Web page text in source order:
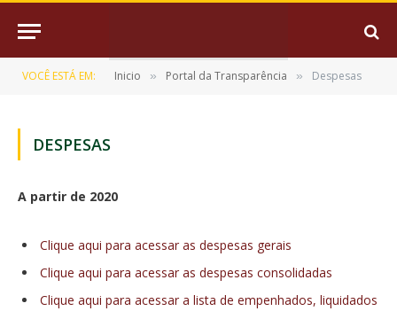
VOCÊ ESTÁ EM: Inicio » Portal da Transparência » Despesas
DESPESAS
A partir de 2020
Clique aqui para acessar as despesas gerais
Clique aqui para acessar as despesas consolidadas
Clique aqui para acessar a lista de empenhados, liquidados